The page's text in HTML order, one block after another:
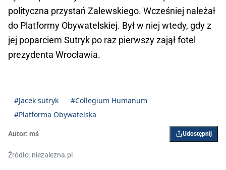
polityczna przystań Zalewskiego. Wcześniej należał
do Platformy Obywatelskiej. Był w niej wtedy, gdy z
jej poparciem Sutryk po raz pierwszy zajął fotel
prezydenta Wrocławia.
#Jacek sutryk
#Collegium Humanum
#Platforma Obywatelska
Autor: mś Udostępnij
Źródło: niezalezna.pl